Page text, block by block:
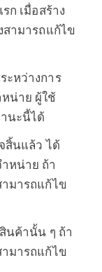
ก เมื่อสร้าง
สามารถแก้ไข
ะหว่างการ
น่าย ผู้ใช้
นะนี้ได้
สิ้นแล้ว ได้
หน่าย ถ้า
มารถแก้ไข
นค้านั้น ๆ ถ้า
มารถแก้ไข